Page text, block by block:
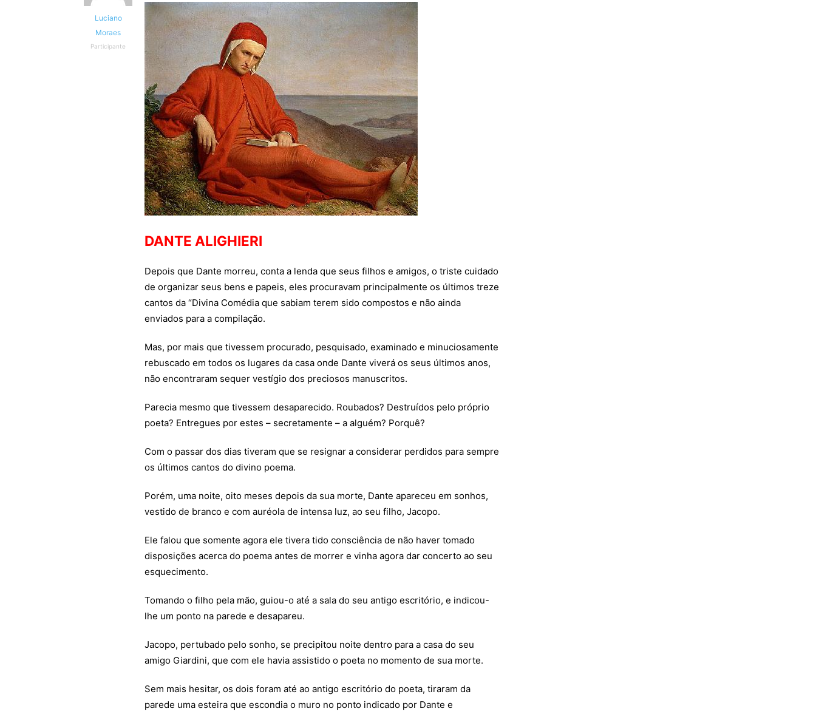
Luciano
Moraes
Participante
DANTE ALIGHIERI
Depois que Dante morreu, conta a lenda que seus filhos e amigos, o triste cuidado
de organizar seus bens e papeis, eles procuravam principalmente os últimos treze
cantos da “Divina Comédia que sabiam terem sido compostos e não ainda
enviados para a compilação.
Mas, por mais que tivessem procurado, pesquisado, examinado e minuciosamente
rebuscado em todos os lugares da casa onde Dante viverá os seus últimos anos,
não encontraram sequer vestígio dos preciosos manuscritos.
Parecia mesmo que tivessem desaparecido. Roubados? Destruídos pelo próprio
poeta? Entregues por estes – secretamente – a alguém? Porquê?
Com o passar dos dias tiveram que se resignar a considerar perdidos para sempre
os últimos cantos do divino poema.
Porém, uma noite, oito meses depois da sua morte, Dante apareceu em sonhos,
vestido de branco e com auréola de intensa luz, ao seu filho, Jacopo.
Ele falou que somente agora ele tivera tido consciência de não haver tomado
disposições acerca do poema antes de morrer e vinha agora dar concerto ao seu
esquecimento.
Tomando o filho pela mão, guiou-o até a sala do seu antigo escritório, e indicou-
lhe um ponto na parede e desapareu.
Jacopo, pertubado pelo sonho, se precipitou noite dentro para a casa do seu
amigo Giardini, que com ele havia assistido o poeta no momento de sua morte.
Sem mais hesitar, os dois foram até ao antigo escritório do poeta, tiraram da
parede uma esteira que escondia o muro no ponto indicado por Dante e